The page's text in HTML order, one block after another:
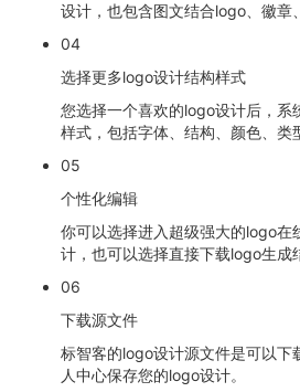
设计，也包含图文结合logo、徽章
04
选择更多logo设计结构样式
您选择一个喜欢的logo设计后，系
样式，包括字体、结构、颜色、类
05
个性化编辑
你可以选择进入超级强大的logo在
计，也可以选择直接下载logo生成
06
下载源文件
标智客的logo设计源文件是可以下
人中心保存您的logo设计。